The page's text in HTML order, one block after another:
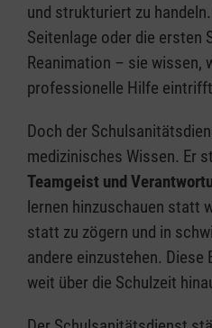
und strukturiert zu
Seitenlage oder die ersten
Reanimation – sie wissen,
professionelle Hilfe
Doch der
medizinisches Wissen. Er
Teamgeist und
lernen hinzuschauen statt
statt zu zögern und in
andere einzustehen. Diese
weit über die Schulzeit